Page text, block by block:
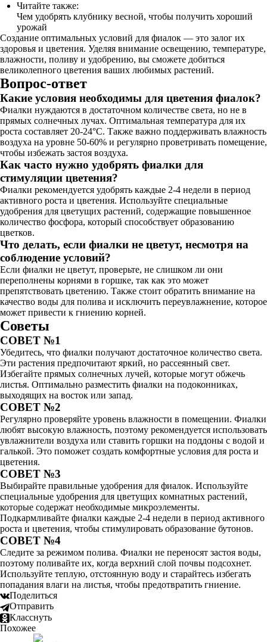
Читайте также:
Чем удобрять клубнику весной, чтобы получить хороший
урожай
Создание оптимальных условий для фиалок — это залог их
здоровья и цветения. Уделяя внимание освещению, температуре,
влажности, поливу и удобрению, вы сможете добиться
великолепного цветения ваших любимых растений.
Вопрос-ответ
Какие условия необходимы для цветения фиалок?
Фиалки нуждаются в достаточном количестве света, но не в
прямых солнечных лучах. Оптимальная температура для их
роста составляет 20-24°C. Также важно поддерживать влажность
воздуха на уровне 50-60% и регулярно проветривать помещение,
чтобы избежать застоя воздуха.
Как часто нужно удобрять фиалки для
стимуляции цветения?
Фиалки рекомендуется удобрять каждые 2-4 недели в период
активного роста и цветения. Используйте специальные
удобрения для цветущих растений, содержащие повышенное
количество фосфора, который способствует образованию
цветков.
Что делать, если фиалки не цветут, несмотря на
соблюдение условий?
Если фиалки не цветут, проверьте, не слишком ли они
переполнены корнями в горшке, так как это может
препятствовать цветению. Также стоит обратить внимание на
качество воды для полива и исключить переувлажнение, которое
может привести к гниению корней.
Советы
СОВЕТ №1
Убедитесь, что фиалки получают достаточное количество света.
Эти растения предпочитают яркий, но рассеянный свет.
Избегайте прямых солнечных лучей, которые могут обжечь
листья. Оптимально разместить фиалки на подоконниках,
выходящих на восток или запад.
СОВЕТ №2
Регулярно проверяйте уровень влажности в помещении. Фиалки
любят высокую влажность, поэтому рекомендуется использовать
увлажнители воздуха или ставить горшки на поддоны с водой и
галькой. Это поможет создать комфортные условия для роста и
цветения.
СОВЕТ №3
Выбирайте правильные удобрения для фиалок. Используйте
специальные удобрения для цветущих комнатных растений,
которые содержат необходимые микроэлементы.
Подкармливайте фиалки каждые 2-4 недели в период активного
роста и цветения, чтобы стимулировать образование бутонов.
СОВЕТ №4
Следите за режимом полива. Фиалки не переносят застоя воды,
поэтому поливайте их, когда верхний слой почвы подсохнет.
Используйте теплую, отстоянную воду и старайтесь избегать
попадания влаги на листья, чтобы предотвратить гниение.
Поделиться
Отправить
Класснуть
Похожее